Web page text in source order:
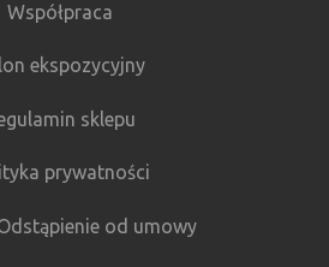
Współpraca
ekspozycyjny
sklepu
prywatności
od umowy